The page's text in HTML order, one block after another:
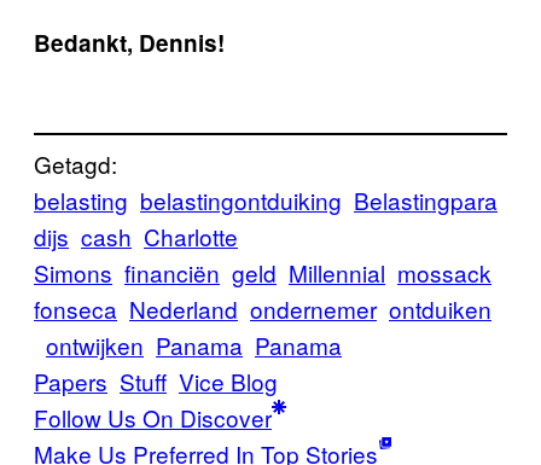
Bedankt, Dennis!
Getagd:
belasting belastingontduiking Belastingpara
dijs cash Charlotte
Simons financiën geld Millennial mossack
fonseca Nederland ondernemer ontduiken
ontwijken Panama Panama
Papers Stuff Vice Blog
Follow Us On Discover
Make Us Preferred In Top Stories